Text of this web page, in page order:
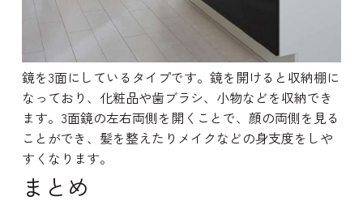
鏡を3面にしているタイプです。鏡を開けると収納棚に
なっており、化粧品や歯ブラシ、小物などを収納でき
ます。3面鏡の左右両側を開くことで、顔の両側を見る
ことができ、髪を整えたりメイクなどの身支度をしや
すくなります。
まとめ